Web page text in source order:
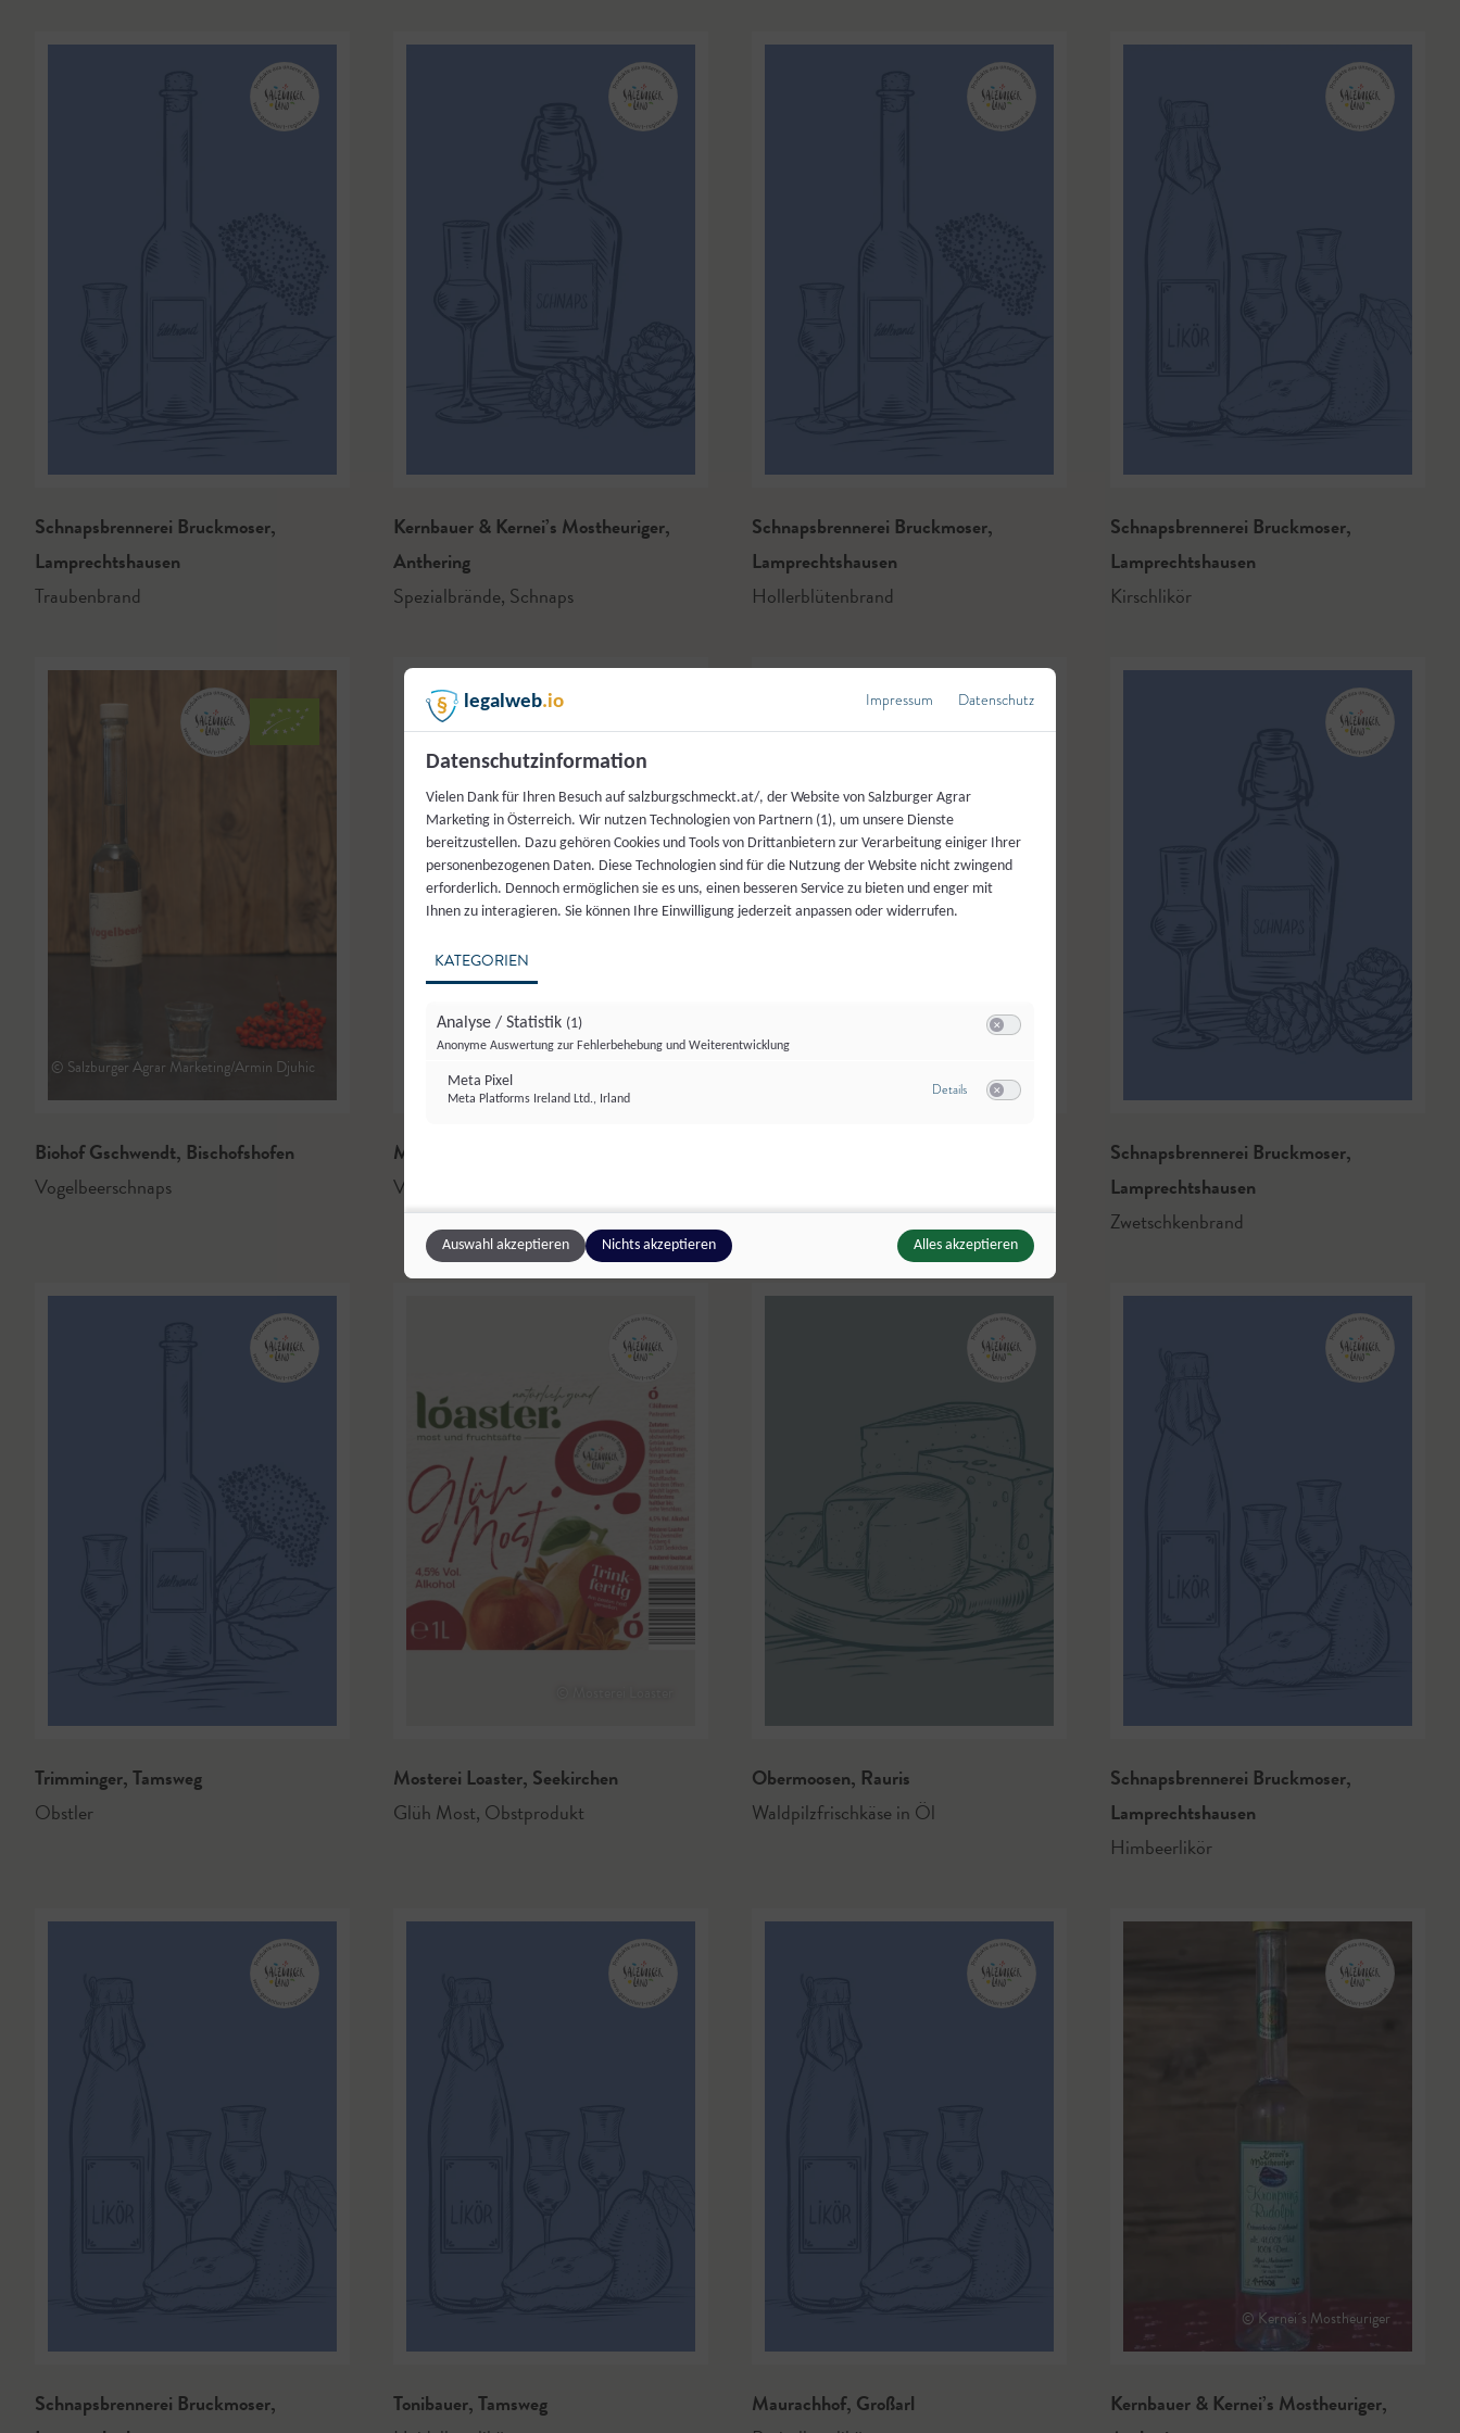
Schnapsbrennerei Bruckmoser,
Lamprechtshausen
Traubenbrand
Kernbauer & Kernei’s Mostheuriger,
Anthering
Spezialbrände, Schnaps
Schnapsbrennerei Bruckmoser,
Lamprechtshausen
Hollerblütenbrand
Schnapsbrennerei Bruckmoser,
Lamprechtshausen
Kirschlikör
© Salzburger Agrar Marketing/Armin Djuhic
Biohof Gschwendt, Bischofshofen
Vogelbeerschnaps
Maurachhof
Vogelbeerbrand
Schnapsbrennerei Bruckmoser,
Lamprechtshausen
Zwetschkenbrand
Trimminger,Tamsweg
Obstler
Mosterei Loaster, Seekirchen
Glüh Most, Obstprodukt
Obermoosen, Rauris
Waldpilzfrischkäse in Öl
Schnapsbrennerei Bruckmoser,
Lamprechtshausen
Himbeerlikör
Schnapsbrennerei Bruckmoser,
Tonibauer,Tamsweg
Maurachhof, Großarl
© Kernei´s Mostheuriger
Kernbauer & Kernei’s Mostheuriger,
legalweb.io Impressum Datenschutz
Datenschutzinformation
Vielen Dank für Ihren Besuch auf salzburgschmeckt.at/, der Website von Salzburger Agrar
Marketing in Österreich. Wir nutzen Technologien von Partnern (1), um unsere Dienste
bereitzustellen. Dazu gehören Cookies und Tools von Drittanbietern zur Verarbeitung einiger Ihrer
personenbezogenen Daten. Diese Technologien sind für die Nutzung der Website nicht zwingend
erforderlich. Dennoch ermöglichen sie es uns, einen besseren Service zu bieten und enger mit
Ihnen zu interagieren. Sie können Ihre Einwilligung jederzeit anpassen oder widerrufen.
KATEGORIEN
Analyse / Statistik (1)
Anonyme Auswertung zur Fehlerbehebung und Weiterentwicklung
Meta Pixel
Meta Platforms Ireland Ltd., Irland
Detailszu Meta Pixel
Auswahl akzeptieren Nichts akzeptieren Alles akzeptieren